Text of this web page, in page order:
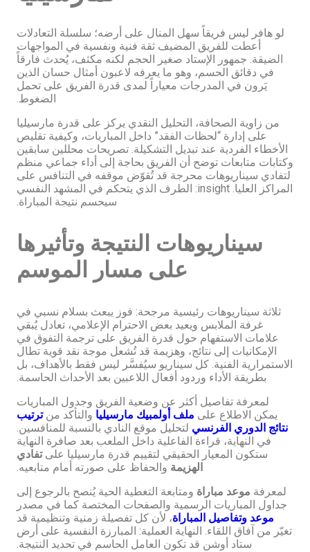
لو هافر ليس فريقاً سهل المنال على أرضه؛ سلسلة التعادلات
أعطت للفريق المضيف ثقة فنية ونفسية في المواجهات
الضيقة. جمهور الإستاد صغير الحجم لكنه مكثف، يُحدث فارقاً
في دقائق الحسم، وهو ما يعرفه لاعبون أمثال حسان الذين
يَرون في المدرجات معياراً لمدى قدرة الفريق على تحمل
الضغوط.
من زاوية الصحافة، التحليل النقدي يركز على قدرة مارسيليا
على إدارة “لحظات الفقد” داخل المباريات، وكيفية تقليص
الأخطاء الفردية عند تبديل التشكيلة. تصريحات محللين سابقين
وكتابات متابعات توضح أن الفريق بحاجة إلى أداء جماعي منظم
لتفادي سيناريوهات محرجة قد تُقوّض موقفه في التنافس على
المراكز العليا. insight: الطرف الذي يتحكم في المشهد النفسي
سيحسم نتيجة المباراة.
سيناريوهات النتيجة وتأثيرها
على مسار الموسم
ثلاثة سيناريوهات رئيسية مرجحة: فوز يبعث بسلام نسبي في
غرفة الملابس ويعيد بعض الاحترام الإعلامي، تعادل يُبقي
علامات الاستفهام حول قدرة الفريق على ترجمة التفوق في
الإمكانيات إلى نتائج، وهزيمة قد تُشعل موجة نقد قوية تطال
الاستمرارية الفنية. كل سيناريو سيُفسَّر ليس فقط بالأهداف، بل
بطريقة الأداء وردود أفعال اللاعبين بعد الأحداث الحاسمة.
لمعرفة تفاصيل أكثر عن وضعية الفريق وجدول المباريات
يمكن الاطلاع على ملف أولمبيك مارسيليا والتأكد منترتيب
نتائج الدوري الفرنسي لتحليل موقع النادي بالنسبة للمنافسين.
في النهاية، قراءة الفاعلية داخل الملعب بعد صافرة النهاية
ستكون المعيار الحقيقي لتقييم قدرة مارسيليا علىتفادي
الهزيمة والحفاظ على صورته أمام متابعيه.
لمعرفة موعد مباراة ومتابعة التغطية الحية يُنصح بالرجوع إلى
جداول المباريات الرسمية والصفحات المختصة كما في مصدر
موعد وتفاصيل المباراة، لأن كل تفصيلة زمنية وتنظيمية قد
تغيّر من آفاق اللقاء. النهاية العملية: المبارزة النفسية على أرض
ستاد أوشن قد تكون العامل الحاسم في تحديد النتيجة.